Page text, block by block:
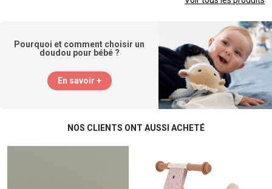
Pourquoi et comment choisir un
doudou pour bébé ?
En savoir +
NOS CLIENTS ONT AUSSI ACHETÉ